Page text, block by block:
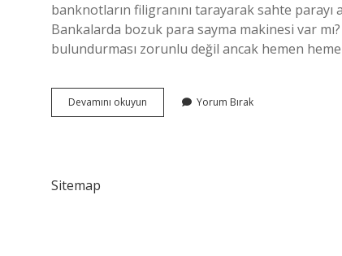
banknotların filigranını tarayarak sahte parayı
Bankalarda bozuk para sayma makinesi var
bulundurması zorunlu değil ancak hemen
Devamını okuyun
Sayma
Yorum Bırak
Sitemap